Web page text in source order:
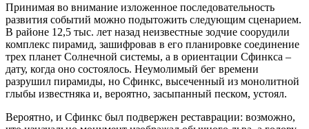
Принимая во внимание изложенное последовательность
развития событий можно подытожить следующим сценарием.
В районе 12,5 тыс. лет назад неизвестные зодчие соорудили
комплекс пирамид, зашифровав в его планировке соединение
трех планет Солнечной системы, а в ориентации Сфинкса –
дату, когда оно состоялось. Неумолимый бег времени
разрушил пирамиды, но Сфинкс, высеченный из монолитной
глыбы известняка и, вероятно, засыпанный песком, устоял.
Вероятно, и Сфинкс был подвержен реставрации: возможно,